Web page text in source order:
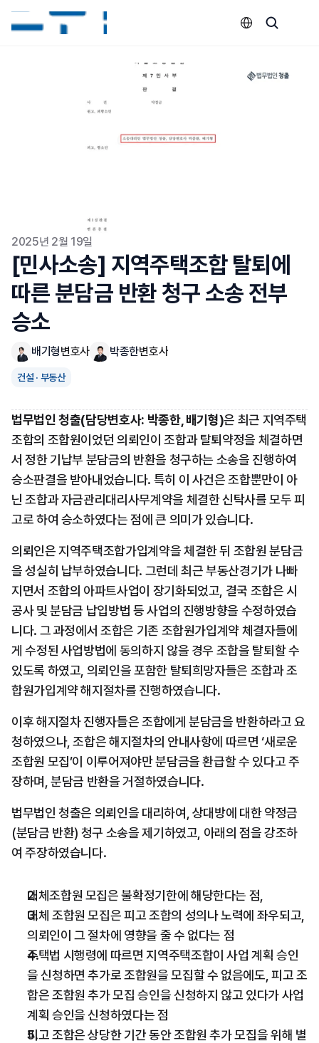
2025년 2월 19일
[민사소송] 지역주택조합 탈퇴에
따른 분담금 반환 청구 소송 전부
승소
배기형변호사 박종한변호사
건설 · 부동산
법무법인 청출(담당변호사: 박종한, 배기형)은 최근 지역주택
조합의 조합원이었던 의뢰인이 조합과 탈퇴약정을 체결하면
서 정한 기납부 분담금의 반환을 청구하는 소송을 진행하여
승소판결을 받아내었습니다. 특히 이 사건은 조합뿐만이 아
닌 조합과 자금관리대리사무계약을 체결한 신탁사를 모두 피
고로 하여 승소하였다는 점에 큰 의미가 있습니다.
의뢰인은 지역주택조합가입계약을 체결한 뒤 조합원 분담금
을 성실히 납부하였습니다. 그런데 최근 부동산경기가 나빠
지면서 조합의 아파트사업이 장기화되었고, 결국 조합은 시
공사 및 분담금 납입방법 등 사업의 진행방향을 수정하였습
니다. 그 과정에서 조합은 기존 조합원가입계약 체결자들에
게 수정된 사업방법에 동의하지 않을 경우 조합을 탈퇴할 수
있도록 하였고, 의뢰인을 포함한 탈퇴희망자들은 조합과 조
합원가입계약 해지절차를 진행하였습니다.
이후 해지절차 진행자들은 조합에게 분담금을 반환하라고 요
청하였으나, 조합은 해지절차의 안내사항에 따르면 ‘새로운
조합원 모집’이 이루어져야만 분담금을 환급할 수 있다고 주
장하며, 분담금 반환을 거절하였습니다.
법무법인 청출은 의뢰인을 대리하여, 상대방에 대한 약정금
(분담금 반환) 청구 소송을 제기하였고, 아래의 점을 강조하
여 주장하였습니다.
대체조합원 모집은 불확정기한에 해당한다는 점,
대체 조합원 모집은 피고 조합의 성의나 노력에 좌우되고,
의뢰인이 그 절차에 영향을 줄 수 없다는 점
주택법 시행령에 따르면 지역주택조합이 사업 계획 승인
을 신청하면 추가로 조합원을 모집할 수 없음에도, 피고 조
합은 조합원 추가 모집 승인을 신청하지 않고 있다가 사업
계획 승인을 신청하였다는 점
피고 조합은 상당한 기간 동안 조합원 추가 모집을 위해 별
Select Language